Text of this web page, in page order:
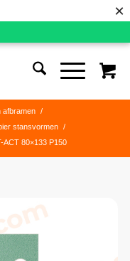
×
afbramen
/
stansvormen
/
ACT 80×133 P150